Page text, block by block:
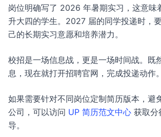
岗位明确写了 2026 年暑期实习，这意味
升大四的学生。2027 届的同学投递时，
己的长期实习意愿和培养潜力。
校招是一场信息战，更是一场时间战。既
息，现在就打开招聘官网，完成投递动作
如果需要针对不同岗位定制简历版本，避
公司，可以访问 UP 简历范文中心 获取分
导。